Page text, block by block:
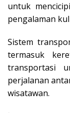
untuk
pengalaman
Sistem
termasuk
transportasi
perjalanan
wisatawan.